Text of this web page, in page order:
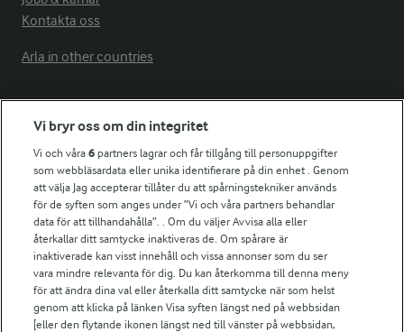
Kontakta oss
Arla in other countries
Fler Arlasajter
För ägare
Arlas kundportal
Arla.com
Falbygdens Ost
Arla webbshop
Bildbank
Vi bryr oss om din integritet
Vi och våra6 partners lagrar och får tillgång till personuppgifter
som webbläsardata eller unika identifierare på din enhet . Genom
att välja Jag accepterar tillåter du att spårningstekniker används
för de syften som anges under ”Vi och våra partners behandlar
data för att tillhandahålla”. . Om du väljer Avvisa alla eller
återkallar ditt samtycke inaktiveras de. Om spårare är
inaktiverade kan visst innehåll och vissa annonser som du ser
vara mindre relevanta för dig. Du kan återkomma till denna meny
för att ändra dina val eller återkalla ditt samtycke när som helst
genom att klicka på länken Visa syften längst ned på webbsidan
[eller den flytande ikonen längst ned till vänster på webbsidan,